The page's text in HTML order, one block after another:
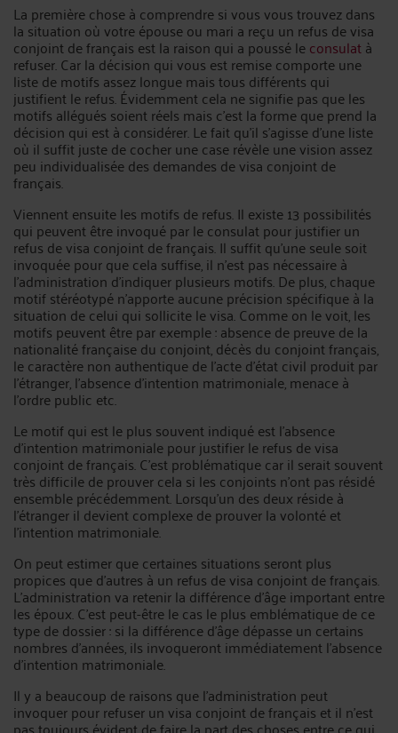
La première chose à comprendre si vous vous trouvez dans
la situation où votre épouse ou mari a reçu un refus de visa
conjoint de français est la raison qui a poussé leconsulatà
refuser. Car la décision qui vous est remise comporte une
liste de motifs assez longue mais tous différents qui
justifient le refus. Évidemment cela ne signifie pas que les
motifs allégués soient réels mais c’est la forme que prend la
décision qui est à considérer. Le fait qu’il s’agisse d’une liste
où il suffit juste de cocher une case révèle une vision assez
peu individualisée des demandes de visa conjoint de
français.
Viennent ensuite les motifs de refus. Il existe 13 possibilités
qui peuvent être invoqué par le consulat pour justifier un
refus de visa conjoint de français. Il suffit qu’une seule soit
invoquée pour que cela suffise, il n’est pas nécessaire à
l’administration d’indiquer plusieurs motifs. De plus, chaque
motif stéréotypé n’apporte aucune précision spécifique à la
situation de celui qui sollicite le visa. Comme on le voit, les
motifs peuvent être par exemple : absence de preuve de la
nationalité française du conjoint, décès du conjoint français,
le caractère non authentique de l’acte d’état civil produit par
l’étranger, l’absence d’intention matrimoniale, menace à
l’ordre public etc.
Le motif qui est le plus souvent indiqué est l’absence
d’intention matrimoniale pour justifier le refus de visa
conjoint de français. C’est problématique car il serait souvent
très difficile de prouver cela si les conjoints n’ont pas résidé
ensemble précédemment. Lorsqu’un des deux réside à
l’étranger il devient complexe de prouver la volonté et
l’intention matrimoniale.
On peut estimer que certaines situations seront plus
propices que d’autres à un refus de visa conjoint de français.
L’administration va retenir la différence d’âge important entre
les époux. C’est peut-être le cas le plus emblématique de ce
type de dossier : si la différence d’âge dépasse un certains
nombres d’années, ils invoqueront immédiatement l’absence
d’intention matrimoniale.
Il y a beaucoup de raisons que l’administration peut
invoquer pour refuser un visa conjoint de français et il n’est